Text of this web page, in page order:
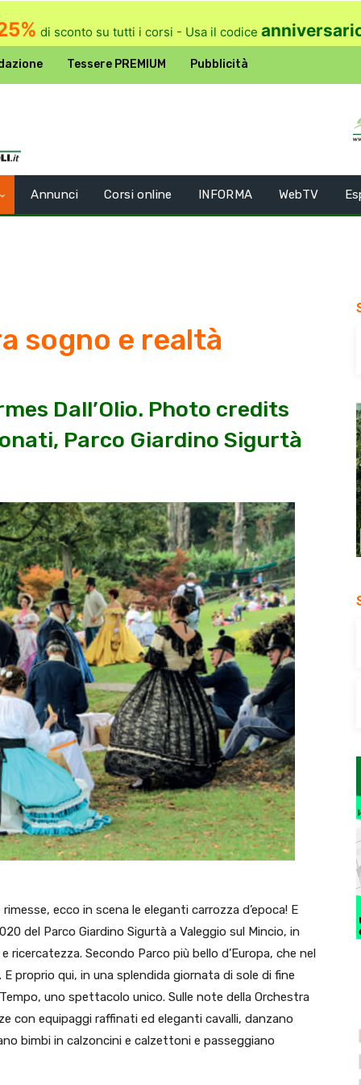
di sconto su tutti i corsi - Usa il codice
Tessere PREMIUM Pubblicità
Annunci Corsi online INFORMA WebTV
sogno e realtà
Dall’Olio. Photo credits
Parco Giardino Sigurtà
ecco in scena le eleganti carrozza d’epoca! E
del Parco Giardino Sigurtà a Valeggio sul Mincio, in
Secondo Parco più bello d’Europa, che nel
proprio qui, in una splendida giornata di sole di fine
uno spettacolo unico. Sulle note della Orchestra
con equipaggi raffinati ed eleganti cavalli, danzano
bimbi in calzoncini e calzettoni e passeggiano